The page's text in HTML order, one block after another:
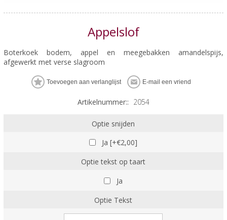
Appelslof
Boterkoek bodem, appel en meegebakken amandelspijs,
afgewerkt met verse slagroom
Artikelnummer:: 2054
Optie snijden
Ja [+€2,00]
Optie tekst op taart
Ja
Optie Tekst